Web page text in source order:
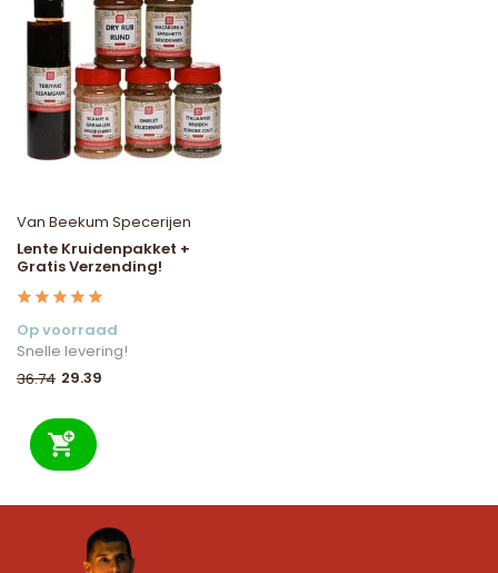
Van Beekum Specerijen
Lente Kruidenpakket +
Gratis Verzending!
Op voorraad
Snelle levering!
36.74 29.39